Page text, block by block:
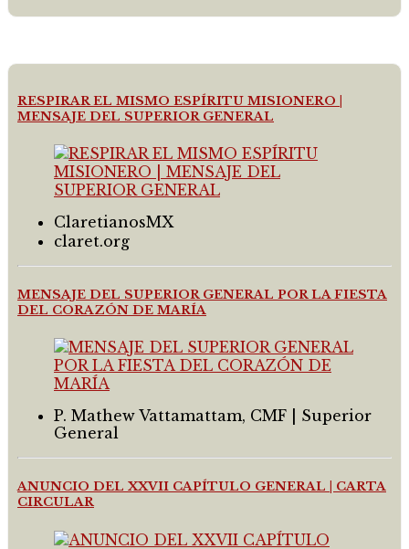
RESPIRAR EL MISMO ESPÍRITU MISIONERO |
MENSAJE DEL SUPERIOR GENERAL
ClaretianosMX
claret.org
MENSAJE DEL SUPERIOR GENERAL POR LA FIESTA
DEL CORAZÓN DE MARÍA
P. Mathew Vattamattam, CMF | Superior
General
ANUNCIO DEL XXVII CAPÍTULO GENERAL | CARTA
CIRCULAR